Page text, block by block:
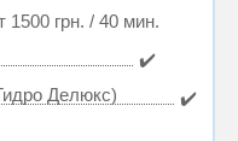
1500 грн. / 40 мин.
✔️
Делюкс)
✔️